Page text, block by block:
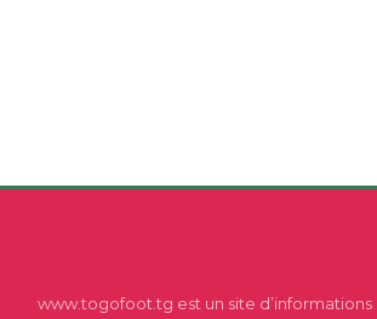
www.togofoot.tg est un site d’informations